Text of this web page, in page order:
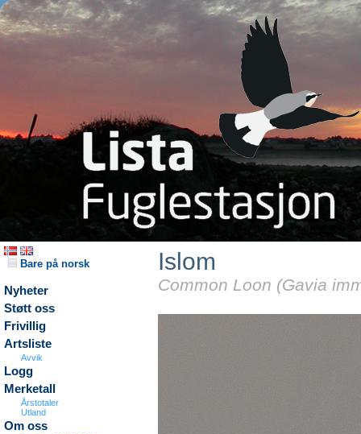
Bare på norsk
Nyheter
Støtt oss
Frivillig
Artsliste
Avvik
Logg
Merketall
Årstotaler
Utland
Om oss
Islom
Common Loon (Gavia